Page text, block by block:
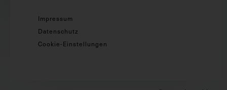
Impressum
Datenschutz
Cookie-Einstellungen